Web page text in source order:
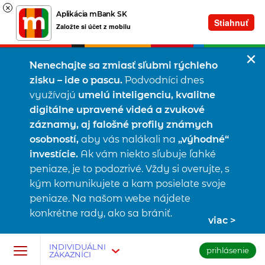
×
Aplikácia mBank SK
Založte si účet z mobilu
Stiahnuť
Nenechajte sa zmiasť sľubmi rýchleho
zisku – ide o pascu. Podvodníci dnes
využívajú umelú inteligenciu, kvalitne
digitálne upravené videá a zvukové
záznamy, aj falošné profily známych
osobností, aby vás nalákali na „výhodné“
investície. Ak vám niekto sľubuje ľahké
peniaze, je to podozrivé. Vždy si overujte, s
kým komunikujete a kam posielate svoje
peniaze. Na našom webe nájdete
konkrétne rady, ako sa brániť.
viac
INDIVIDUÁLNI
ZÁKAZNÍCI
prihlásenie